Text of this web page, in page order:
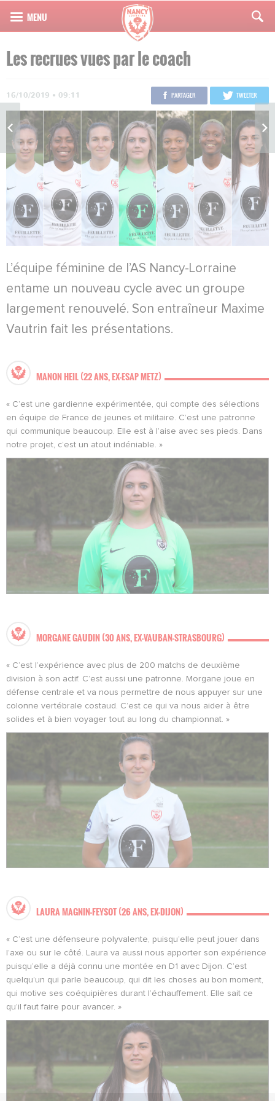
Les recrues vues par le coach
16/10/2019 • 09:11 PARTAGER TWEETER
L’équipe féminine de l’AS Nancy-Lorraine
entame un nouveau cycle avec un groupe
largement renouvelé. Son entraîneur Maxime
Vautrin fait les présentations.
MANON HEIL (22 ANS, EX-ESAP METZ)
« C’est une gardienne expérimentée, qui compte des sélections
en équipe de France de jeunes et militaire. C’est une patronne
qui communique beaucoup. Elle est à l’aise avec ses pieds. Dans
notre projet, c’est un atout indéniable. »
MORGANE GAUDIN (30 ANS, EX-VAUBAN-STRASBOURG)
« C’est l’expérience avec plus de 200 matchs de deuxième
division à son actif. C’est aussi une patronne. Morgane joue en
défense centrale et va nous permettre de nous appuyer sur une
colonne vertébrale costaud. C’est ce qui va nous aider à être
solides et à bien voyager tout au long du championnat. »
LAURA MAGNIN-FEYSOT (26 ANS, EX-DIJON)
« C’est une défenseure polyvalente, puisqu’elle peut jouer dans
l’axe ou sur le côté. Laura va aussi nous apporter son expérience
puisqu’elle a déjà connu une montée en D1 avec Dijon. C’est
quelqu’un qui parle beaucoup, qui dit les choses au bon moment,
qui motive ses coéquipières durant l’échauffement. Elle sait ce
qu’il faut faire pour avancer. »